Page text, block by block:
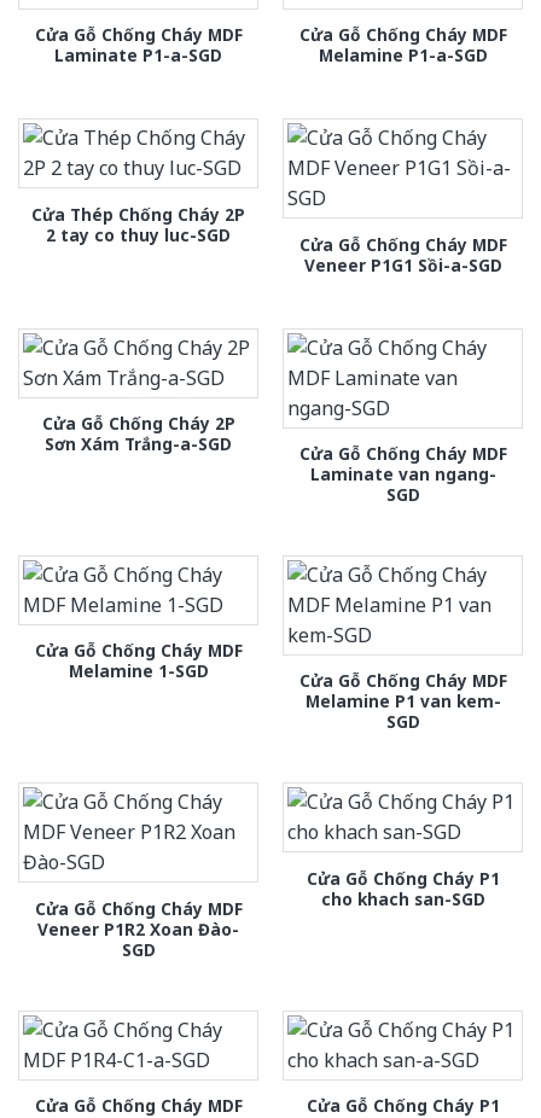
Cửa Gỗ Chống Cháy MDF
Laminate P1-a-SGD
Cửa Gỗ Chống Cháy MDF
Melamine P1-a-SGD
Cửa Thép Chống Cháy 2P
2 tay co thuy luc-SGD
Cửa Gỗ Chống Cháy MDF
Veneer P1G1 Sồi-a-SGD
Cửa Gỗ Chống Cháy 2P
Sơn Xám Trắng-a-SGD
Cửa Gỗ Chống Cháy MDF
Laminate van ngang-
SGD
Cửa Gỗ Chống Cháy MDF
Melamine 1-SGD
Cửa Gỗ Chống Cháy MDF
Melamine P1 van kem-
SGD
Cửa Gỗ Chống Cháy MDF
Veneer P1R2 Xoan Đào-
SGD
Cửa Gỗ Chống Cháy P1
cho khach san-SGD
Cửa Gỗ Chống Cháy MDF
Cửa Gỗ Chống Cháy P1